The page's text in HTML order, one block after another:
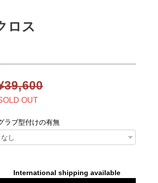
ロス
OUT
ラブ型付けの有無
International shipping available